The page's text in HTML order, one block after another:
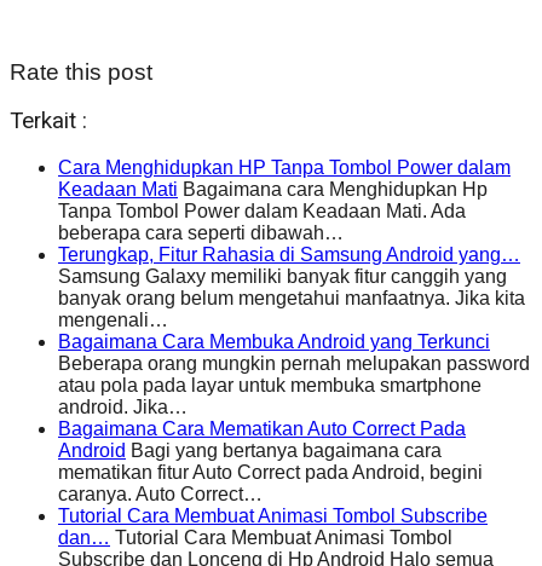
Rate this post
Terkait :
Cara Menghidupkan HP Tanpa Tombol Power dalam
Keadaan Mati Bagaimana cara Menghidupkan Hp
Tanpa Tombol Power dalam Keadaan Mati. Ada
beberapa cara seperti dibawah…
Terungkap, Fitur Rahasia di Samsung Android yang…
Samsung Galaxy memiliki banyak fitur canggih yang
banyak orang belum mengetahui manfaatnya. Jika kita
mengenali…
Bagaimana Cara Membuka Android yang Terkunci
Beberapa orang mungkin pernah melupakan password
atau pola pada layar untuk membuka smartphone
android. Jika…
Bagaimana Cara Mematikan Auto Correct Pada
Android Bagi yang bertanya bagaimana cara
mematikan fitur Auto Correct pada Android, begini
caranya. Auto Correct…
Tutorial Cara Membuat Animasi Tombol Subscribe
dan… Tutorial Cara Membuat Animasi Tombol
Subscribe dan Lonceng di Hp Android Halo semua